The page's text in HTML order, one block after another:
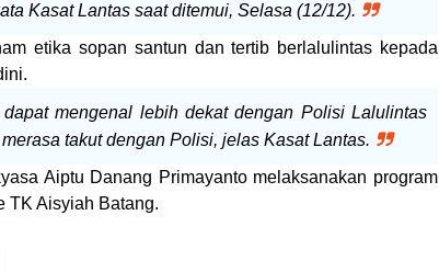
Kasat Lantas saat ditemui, Selasa (12/12).
etika sopan santun dan tertib berlalulintas kepada
mengenal lebih dekat dengan Polisi Lalulintas
takut dengan Polisi, jelas Kasat Lantas.
Aiptu Danang Primayanto melaksanakan program
TK Aisyiah Batang.